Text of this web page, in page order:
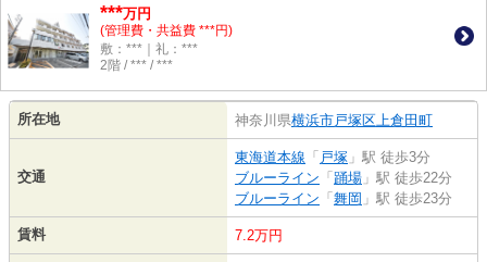
***万円
(管理費・共益費 ***円)
敷：***｜礼：***
2階 / *** / ***
所在地 神奈川県横浜市戸塚区上倉田町
交通
東海道本線 「 戸塚 」駅 徒歩3分
ブルーライン 「 踊場 」駅 徒歩22分
ブルーライン 「 舞岡 」駅 徒歩23分
賃料 7.2万円